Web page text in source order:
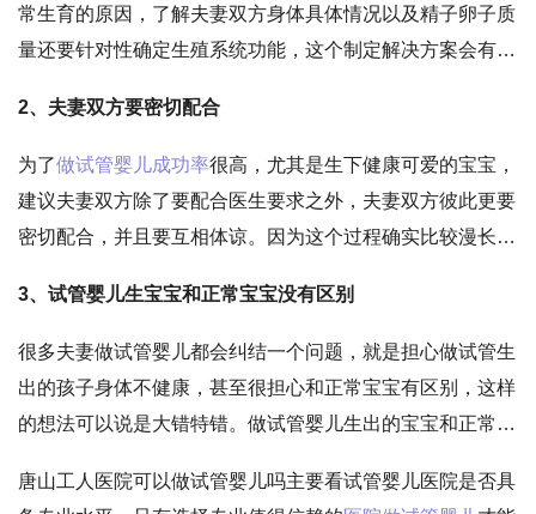
常生育的原因，了解夫妻双方身体具体情况以及精子卵子质
量还要针对性确定生殖系统功能，这个制定解决方案会有很
疗，这对促进怀孕率会有明显效果，让你做试管婴儿过程少
走弯路。
2、夫妻双方要密切配合
为了做试管婴儿成功率很高，尤其是生下健康可爱的宝宝，
建议夫妻双方除了要配合医生要求之外，夫妻双方彼此更要
密切配合，并且要互相体谅。因为这个过程确实比较漫长，
试，必须要保证稳定理性心态。
3、试管婴儿生宝宝和正常宝宝没有区别
很多夫妻做试管婴儿都会纠结一个问题，就是担心做试管生
出的孩子身体不健康，甚至很担心和正常宝宝有区别，这样
的想法可以说是大错特错。做试管婴儿生出的宝宝和正常生
受到影响，如果不能自然正常生育，可放心选择试管婴儿，
唐山工人医院可以做试管婴儿吗主要看试管婴儿医院是否具